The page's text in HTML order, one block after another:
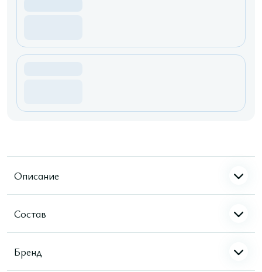
Описание
Состав
Бренд